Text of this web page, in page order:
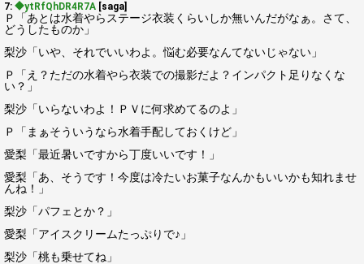
7: ◆ytRfQhDR4R7A [saga]
Ｐ「あとは水着やらステージ衣装くらいしか無いんだがなぁ。さて、
どうしたものか」
梨沙「いや、それでいいわよ。悩む必要なんてないじゃない」
Ｐ「え？ただの水着やら衣装での撮影だよ？インパクト足りなくな
い？」
梨沙「いらないわよ！ＰＶに何求めてるのよ」
Ｐ「まぁそういうなら水着手配しておくけど」
愛梨「最近暑いですから丁度いいです！」
愛梨「あ、そうです！今度は冷たいお菓子なんかもいいかも知れませ
んね！」
梨沙「パフェとか？」
愛梨「アイスクリームたっぷりで♪」
梨沙「桃も乗せてね」